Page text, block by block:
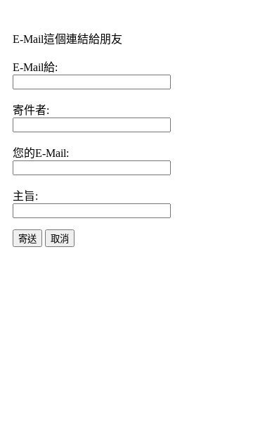
E-Mail這個連結給朋友
E-Mail給:
寄件者:
您的E-Mail:
主旨:
寄送 取消